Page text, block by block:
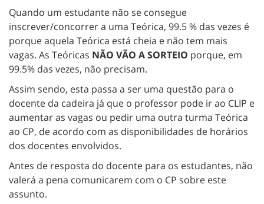
Quando um estudante não se consegue
inscrever/concorrer a uma Teórica, 99.5 % das vezes é
porque aquela Teórica está cheia e não tem mais
vagas. As Teóricas NÃO VÃO A SORTEIO porque, em
99.5% das vezes, não precisam.
Assim sendo, esta passa a ser uma questão para o
docente da cadeira já que o professor pode ir ao CLIP e
aumentar as vagas ou pedir uma outra turma Teórica
ao CP, de acordo com as disponibilidades de horários
dos docentes envolvidos.
Antes de resposta do docente para os estudantes, não
valerá a pena comunicarem com o CP sobre este
assunto.